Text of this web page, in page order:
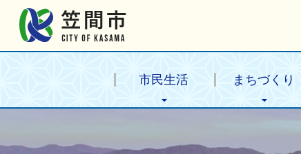
市民生活 まちづくり